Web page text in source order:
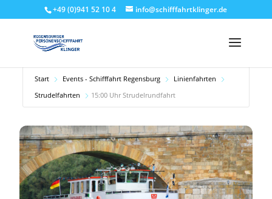
+49 (0)941 52 10 4 info@schifffahrtklinger.de
Start Events - Schifffahrt Regensburg
Linienfahrten
Strudelfahrten
15:00 Uhr Strudelrundfahrt